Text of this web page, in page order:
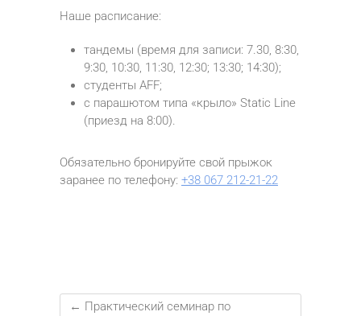
Наше расписание:
тандемы (время для записи: 7.30, 8:30,
9:30, 10:30, 11:30, 12:30; 13:30; 14:30);
студенты AFF;
с парашютом типа «крыло» Static Line
(приезд на 8:00). ⠀
Обязательно бронируйте свой прыжок
заранее по телефону: +38 067 212-21-22
← Практический семинар по